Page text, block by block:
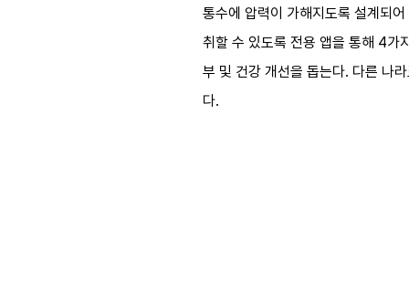
통수에 압력이 가해지도록 설계되
취할 수 있도록 전용 앱을 통해 4가
부 및 건강 개선을 돕는다. 다른 나
다.